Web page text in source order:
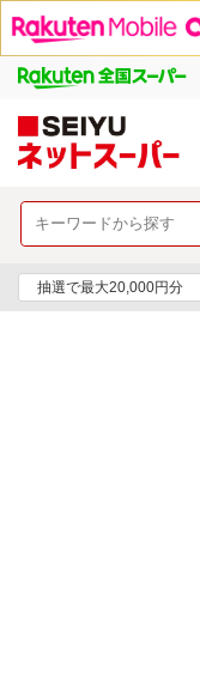
抽選で最大20,000円分